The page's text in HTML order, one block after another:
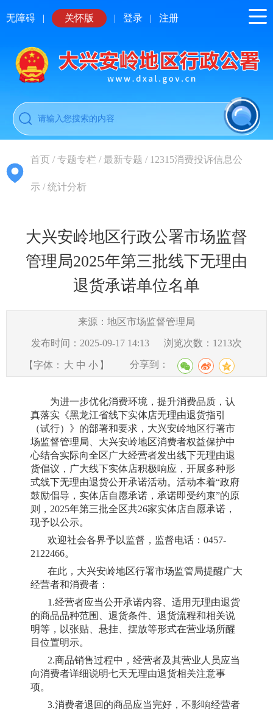
无障碍 | 关怀版 | 登录 | 注册
首页 /专题专栏 /最新专题 / 12315消费投诉信息公
示 /统计分析
大兴安岭地区行政公署市场监督
管理局2025年第三批线下无理由
退货承诺单位名单
来源：地区市场监督管理局
发布时间：2025-09-17 14:13 浏览次数： 1213次
【字体： 大 中 小 】 分享到：
为进一步优化消费环境，提升消费品质，认
真落实《黑龙江省线下实体店无理由退货指引
（试行）》的部署和要求，大兴安岭地区行署市
场监督管理局、大兴安岭地区消费者权益保护中
心结合实际向全区广大经营者发出线下无理由退
货倡议，广大线下实体店积极响应，开展多种形
式线下无理由退货公开承诺活动。活动本着“政府
鼓励倡导，实体店自愿承诺，承诺即受约束”的原
则，2025年第三批全区共26家实体店自愿承诺，
现予以公示。
欢迎社会各界予以监督，监督电话： 0457-
2122466。
在此，大兴安岭地区行署市场监管局提醒广大
经营者和消费者：
1.经营者应当公开承诺内容、适用无理由退货
的商品品种范围、退货条件、退货流程和相关说
明等，以张贴、悬挂、摆放等形式在营业场所醒
目位置明示。
2.商品销售过程中，经营者及其营业人员应当
向消费者详细说明七天无理由退货相关注意事
项。
3.消费者退回的商品应当完好，不影响经营者